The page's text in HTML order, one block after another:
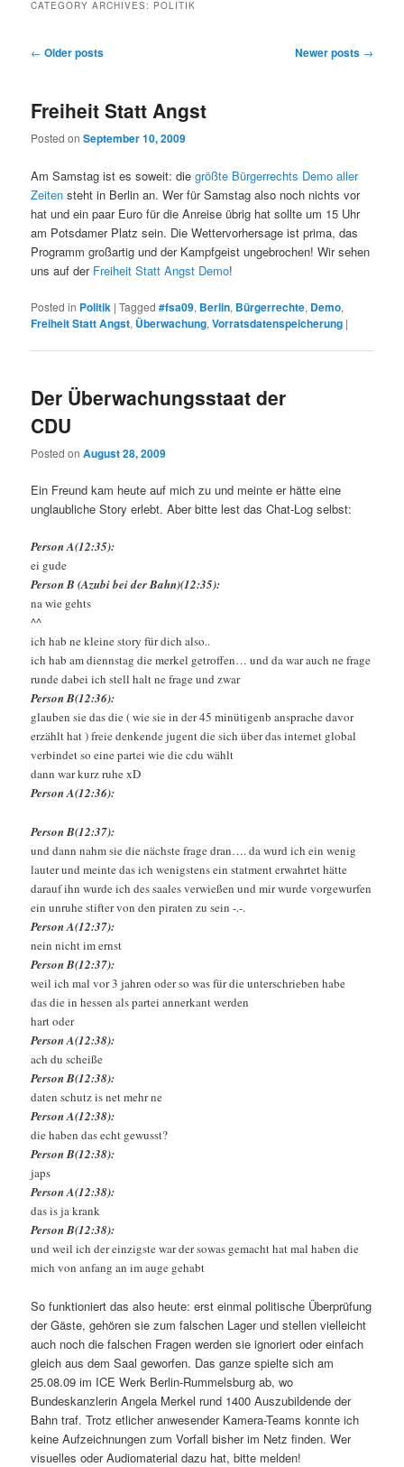
CATEGORY ARCHIVES: POLITIK
Post navigation
← Older posts Newer posts →
Freiheit Statt Angst
Posted onSeptember 10, 2009
Am Samstag ist es soweit: diegrößte Bürgerrechts Demo aller
Zeiten steht in Berlin an. Wer für Samstag also noch nichts vor
hat und ein paar Euro für die Anreise übrig hat sollte um 15 Uhr
am Potsdamer Platz sein. Die Wettervorhersage ist prima, das
Programm großartig und der Kampfgeist ungebrochen! Wir sehen
uns auf der Freiheit Statt Angst Demo!
Posted in Politik |Tagged #fsa09, Berlin, Bürgerrechte, Demo,
Freiheit Statt Angst, Überwachung,Vorratsdatenspeicherung |
Der Überwachungsstaat der
CDU
Posted onAugust 28, 2009
Ein Freund kam heute auf mich zu und meinte er hätte eine
unglaubliche Story erlebt. Aber bitte lest das Chat-Log selbst:
Person A(12:35):
ei gude
Person B (Azubi bei der Bahn)(12:35):
na wie gehts
^^
ich hab ne kleine story für dich also..
ich hab am diennstag die merkel getroffen… und da war auch ne frage
runde dabei ich stell halt ne frage und zwar
Person B(12:36):
glauben sie das die ( wie sie in der 45 minütigenb ansprache davor
erzählt hat ) freie denkende jugent die sich über das internet global
verbindet so eine partei wie die cdu wählt
dann war kurz ruhe xD
Person A(12:36):
Person B(12:37):
und dann nahm sie die nächste frage dran…. da wurd ich ein wenig
lauter und meinte das ich wenigstens ein statment erwahrtet hätte
darauf ihn wurde ich des saales verwießen und mir wurde vorgewurfen
ein unruhe stifter von den piraten zu sein -.-.
Person A(12:37):
nein nicht im ernst
Person B(12:37):
weil ich mal vor 3 jahren oder so was für die unterschrieben habe
das die in hessen als partei annerkant werden
hart oder
Person A(12:38):
ach du scheiße
Person B(12:38):
daten schutz is net mehr ne
Person A(12:38):
die haben das echt gewusst?
Person B(12:38):
japs
Person A(12:38):
das is ja krank
Person B(12:38):
und weil ich der einzigste war der sowas gemacht hat mal haben die
mich von anfang an im auge gehabt
So funktioniert das also heute: erst einmal politische Überprüfung
der Gäste, gehören sie zum falschen Lager und stellen vielleicht
auch noch die falschen Fragen werden sie ignoriert oder einfach
gleich aus dem Saal geworfen. Das ganze spielte sich am
25.08.09 im ICE Werk Berlin-Rummelsburg ab, wo
Bundeskanzlerin Angela Merkel rund 1400 Auszubildende der
Bahn traf. Trotz etlicher anwesender Kamera-Teams konnte ich
keine Aufzeichnungen zum Vorfall bisher im Netz finden. Wer
visuelles oder Audiomaterial dazu hat, bitte melden!